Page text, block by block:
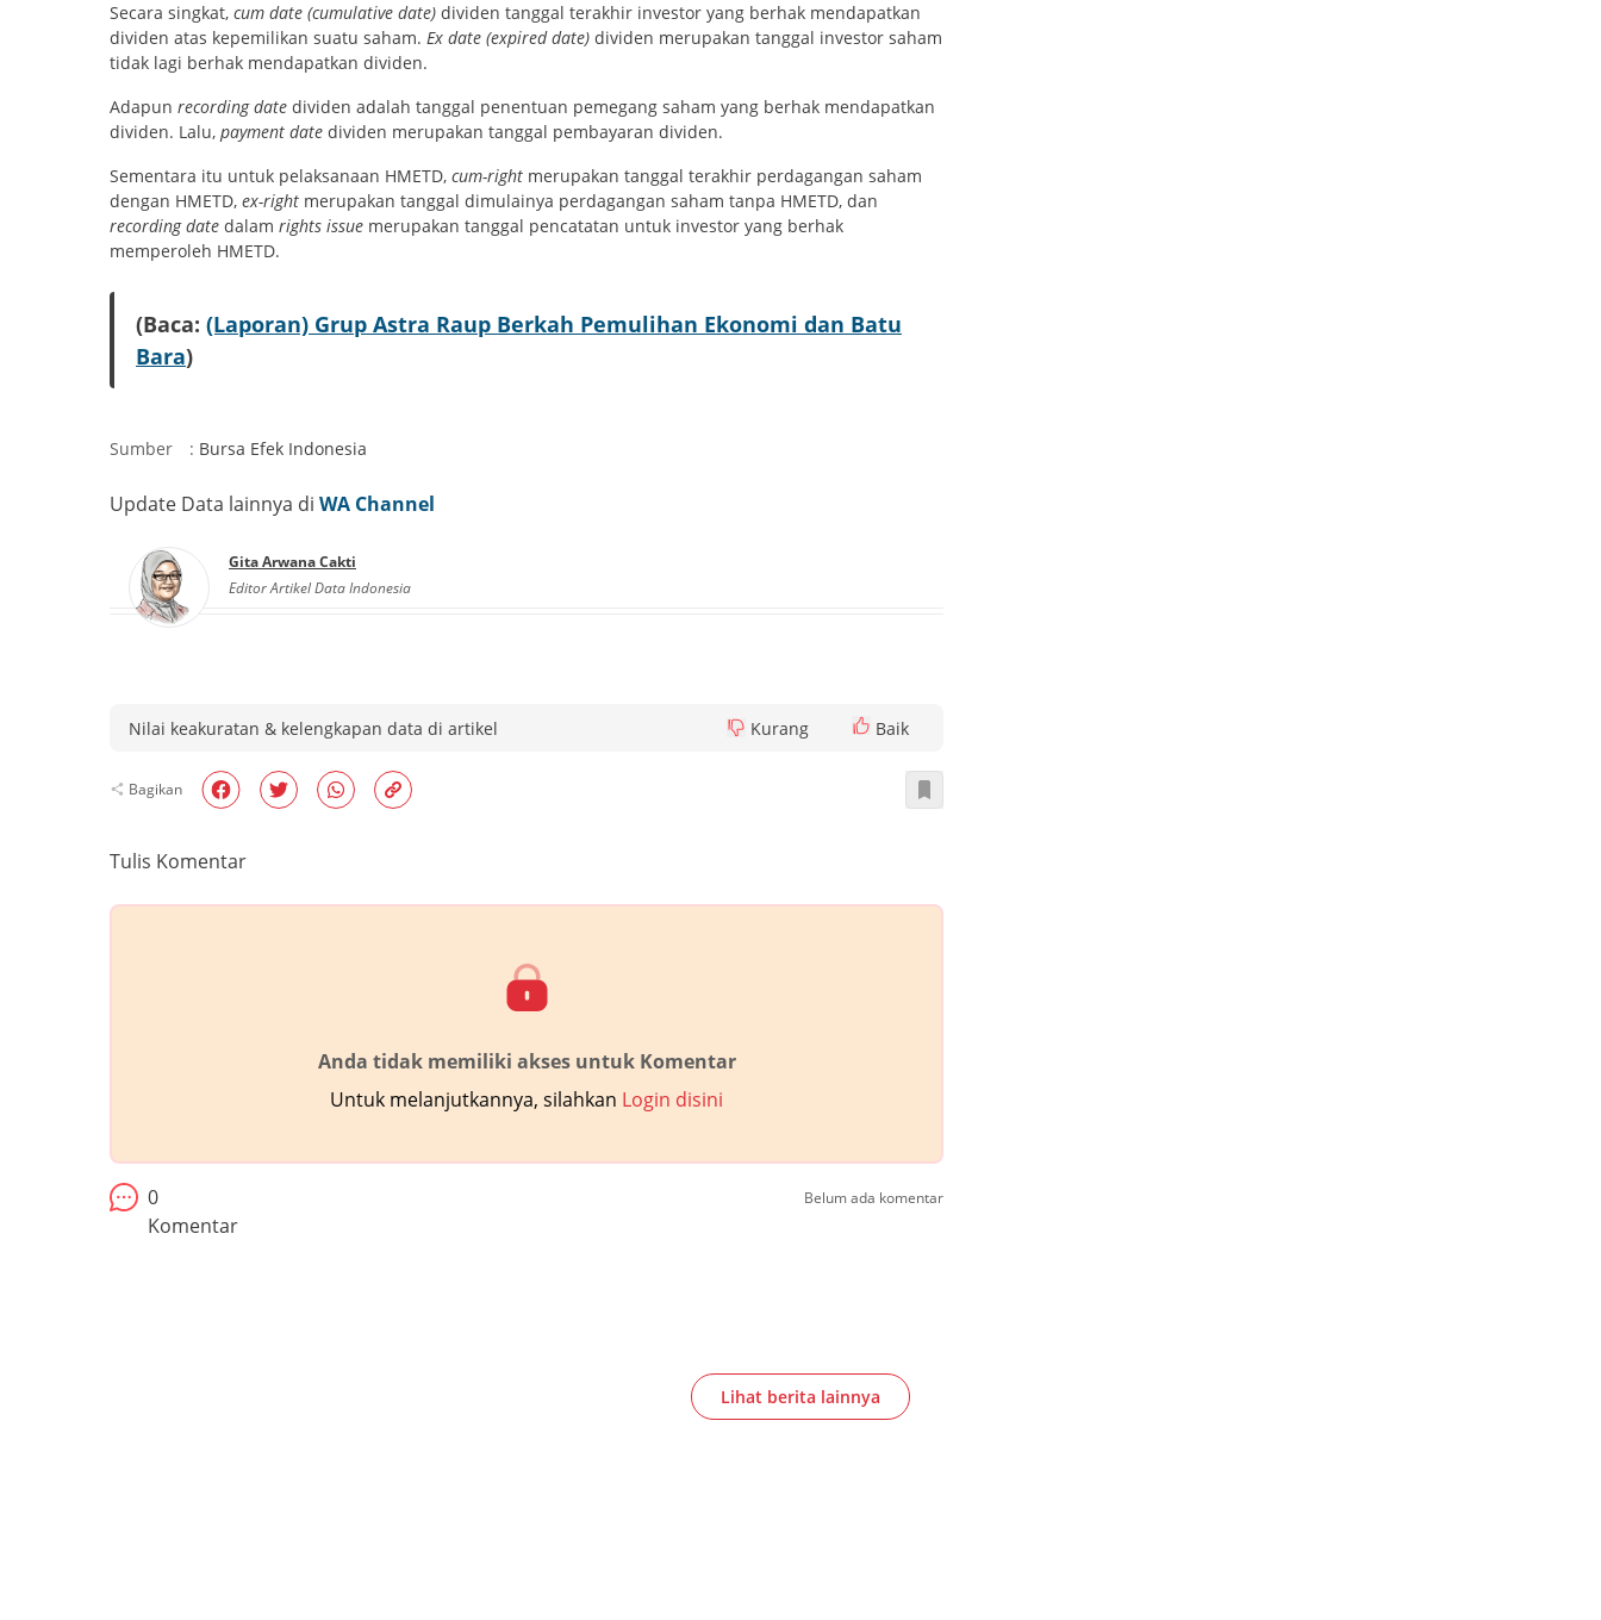
Secara singkat, cum date (cumulative date) dividen tanggal terakhir investor yang berhak mendapatkan
dividen atas kepemilikan suatu saham. Ex date (expired date) dividen merupakan tanggal investor saham
tidak lagi berhak mendapatkan dividen.
Adapun recording date dividen adalah tanggal penentuan pemegang saham yang berhak mendapatkan
dividen. Lalu, payment date dividen merupakan tanggal pembayaran dividen.
Sementara itu untuk pelaksanaan HMETD, cum-right merupakan tanggal terakhir perdagangan saham
dengan HMETD, ex-right merupakan tanggal dimulainya perdagangan saham tanpa HMETD, dan
recording date dalam rights issue merupakan tanggal pencatatan untuk investor yang berhak
memperoleh HMETD.
(Baca: (Laporan) Grup Astra Raup Berkah Pemulihan Ekonomi dan Batu
Bara)
Sumber : Bursa Efek Indonesia
Update Data lainnya di WA Channel
Gita Arwana Cakti
Editor Artikel Data Indonesia
Nilai keakuratan & kelengkapan data di artikel Kurang Baik
Bagikan
Tulis Komentar
Anda tidak memiliki akses untuk Komentar
Untuk melanjutkannya, silahkan Login disini
0
Komentar
Belum ada komentar
Lihat berita lainnya